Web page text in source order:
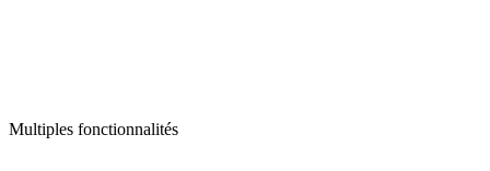
Multiples fonctionnalités